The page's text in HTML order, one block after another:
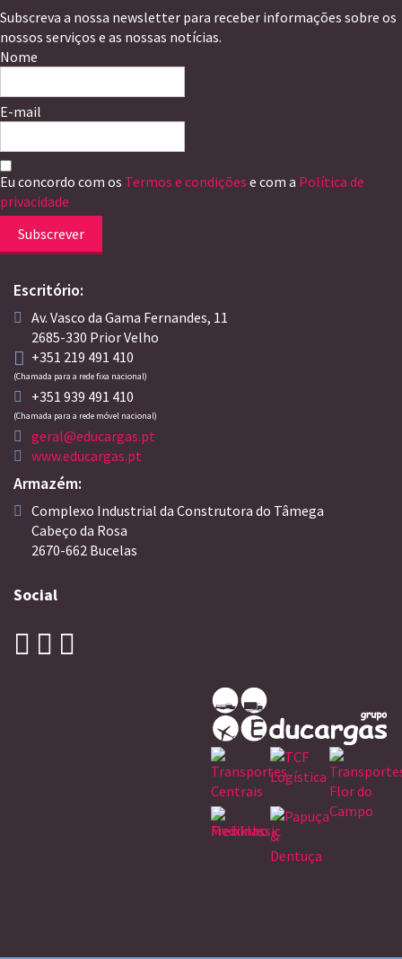
Subscreva a nossa newsletter para receber informações sobre os
nossos serviços e as nossas notícias.
Nome
E-mail
Eu concordo com os Termos e condições e com a Política de
privacidade
Subscrever
Escritório:
Av. Vasco da Gama Fernandes, 11
2685-330 Prior Velho
+351 219 491 410
(Chamada para a rede fixa nacional)
+351 939 491 410
(Chamada para a rede móvel nacional)
geral@educargas.pt
www.educargas.pt
Armazém:
Complexo Industrial da Construtora do Tâmega
Cabeço da Rosa
2670-662 Bucelas
Social